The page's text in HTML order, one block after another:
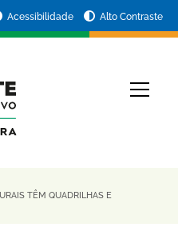
Acessibilidade Alto Contraste
TÊM QUADRILHAS E